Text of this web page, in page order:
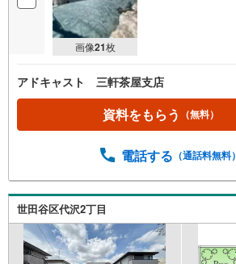
画像21枚
アドキャスト 三軒茶屋支店
資料をもらう （無料）
電話する （通話料無料）
世田谷区代沢2丁目